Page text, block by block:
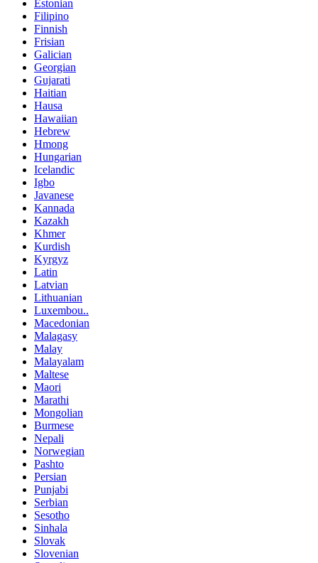
Estonian
Filipino
Finnish
Frisian
Galician
Georgian
Gujarati
Haitian
Hausa
Hawaiian
Hebrew
Hmong
Hungarian
Icelandic
Igbo
Javanese
Kannada
Kazakh
Khmer
Kurdish
Kyrgyz
Latin
Latvian
Lithuanian
Luxembou..
Macedonian
Malagasy
Malay
Malayalam
Maltese
Maori
Marathi
Mongolian
Burmese
Nepali
Norwegian
Pashto
Persian
Punjabi
Serbian
Sesotho
Sinhala
Slovak
Slovenian